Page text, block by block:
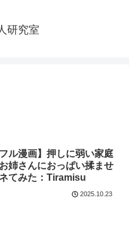
研究室
フル漫画】押しに弱い家庭
姉さんにおっぱい揉ませ
てみた：Tiramisu
2025.10.23